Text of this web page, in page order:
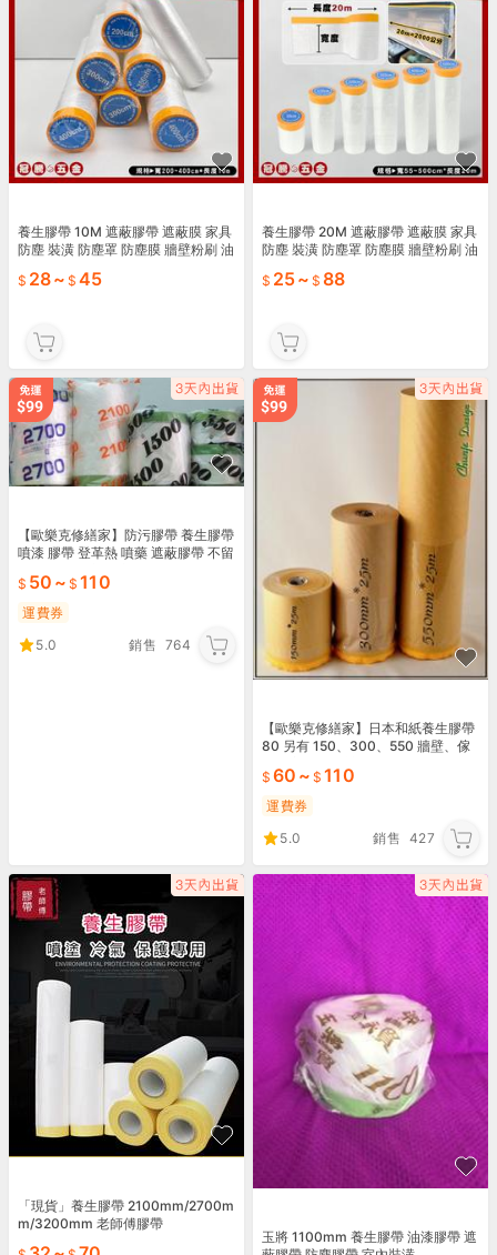
養生膠帶 10M 遮蔽膠帶 遮蔽膜 家具
防塵 裝潢 防塵罩 防塵膜 牆壁粉刷 油
金28~ 45
養生膠帶 20M 遮蔽膠帶 遮蔽膜 家具
防塵 裝潢 防塵罩 防塵膜 牆壁粉刷 油
金25~ 88
【歐樂克修繕家】防污膠帶 養生膠帶
噴漆 膠帶 登革熱 噴藥 遮蔽膠帶 不留
50 ~ 110
運費券
5.0
銷售 764
【歐樂克修繕家】日本和紙養生膠帶
80 另有 150、300、550 牆壁、傢
60 ~ 110
運費券
5.0
銷售 427
「現貨」養生膠帶 2100mm/2700m
m/3200mm 老師傅膠帶
玉將 1100mm 養生膠帶 油漆膠帶 遮